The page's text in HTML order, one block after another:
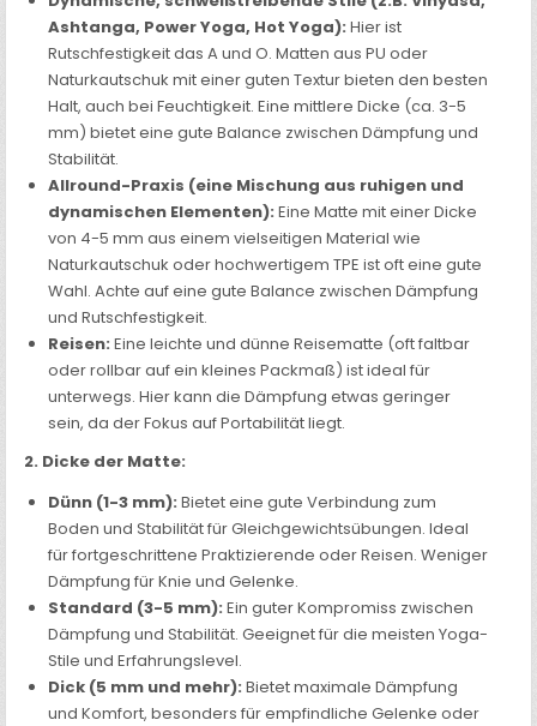
Ashtanga, Power Yoga, Hot Yoga): Hier ist
Rutschfestigkeit das A und O. Matten aus PU oder
Naturkautschuk mit einer guten Textur bieten den besten
Halt, auch bei Feuchtigkeit. Eine mittlere Dicke (ca. 3-5
mm) bietet eine gute Balance zwischen Dämpfung und
Stabilität.
Allround-Praxis (eine Mischung aus ruhigen und
dynamischen Elementen): Eine Matte mit einer Dicke
von 4-5 mm aus einem vielseitigen Material wie
Naturkautschuk oder hochwertigem TPE ist oft eine gute
Wahl. Achte auf eine gute Balance zwischen Dämpfung
und Rutschfestigkeit.
Reisen: Eine leichte und dünne Reisematte (oft faltbar
oder rollbar auf ein kleines Packmaß) ist ideal für
unterwegs. Hier kann die Dämpfung etwas geringer
sein, da der Fokus auf Portabilität liegt.
2. Dicke der Matte:
Dünn (1-3 mm): Bietet eine gute Verbindung zum
Boden und Stabilität für Gleichgewichtsübungen. Ideal
für fortgeschrittene Praktizierende oder Reisen. Weniger
Dämpfung für Knie und Gelenke.
Standard (3-5 mm): Ein guter Kompromiss zwischen
Dämpfung und Stabilität. Geeignet für die meisten Yoga-
Stile und Erfahrungslevel.
Dick (5 mm und mehr): Bietet maximale Dämpfung
und Komfort, besonders für empfindliche Gelenke oder